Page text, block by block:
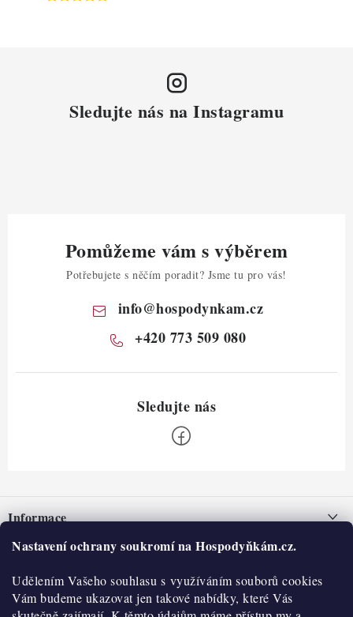
Nastavení ochrany soukromí na Hospodyňkám.cz.
Udělením Vašeho souhlasu s využíváním souborů cookies
Vám budeme ukazovat jen takové nabídky, které Vás
Sledujte nás na Instagramu
Pomůžeme vám s výběrem
Potřebujete s něčím poradit? Jsme tu pro vás!
info@hospodynkam.cz
+420 773 509 080
pInformace
Nepřevzetí zásilky na dobírku
Obchodní podmínky
Hodnocení obchodu
O nás
Historie
O nákupu